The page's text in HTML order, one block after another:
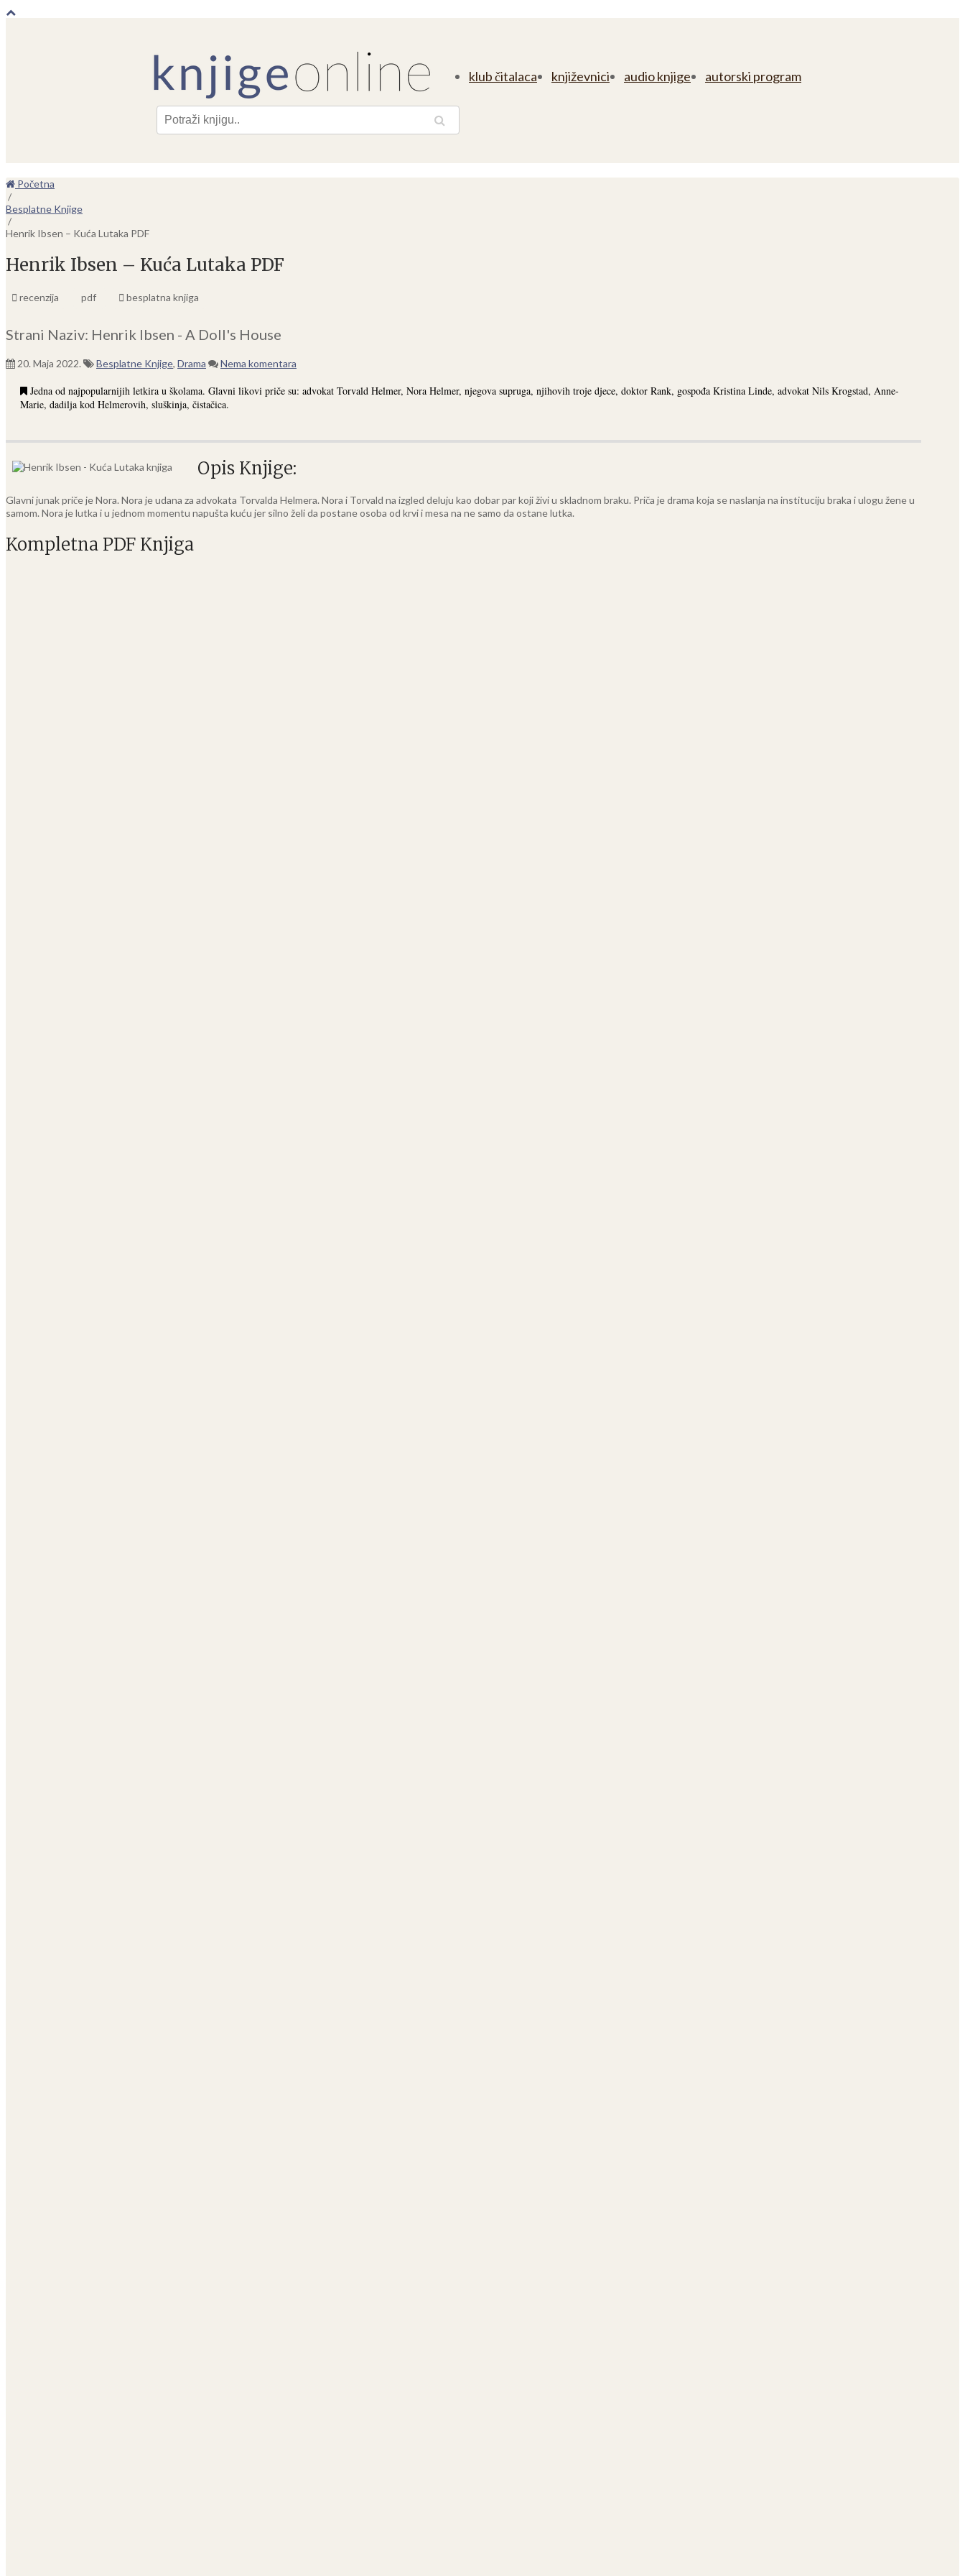
klub čitalaca književnici audio knjige autorski program
Početna
/
Besplatne Knjige
/
Henrik Ibsen – Kuća Lutaka PDF
Henrik Ibsen – Kuća Lutaka PDF
recenzija pdf besplatna knjiga
Strani Naziv: Henrik Ibsen - A Doll's House
20. Maja 2022. Besplatne Knjige, Drama Nema komentara
Jedna od najpopularnijih letkira u školama. Glavni likovi priče su: advokat Torvald Helmer, Nora Helmer, njegova supruga, njihovih troje djece, doktor Rank, gospođa Kristina Linde, advokat Nils Krogstad, Anne-
Marie, dadilja kod Helmerovih, sluškinja, čistačica.
Opis Knjige:
Glavni junak priče je Nora. Nora je udana za advokata Torvalda Helmera. Nora i Torvald na izgled deluju kao dobar par koji živi u skladnom braku. Priča je drama koja se naslanja na instituciju braka i ulogu žene u
samom. Nora je lutka i u jednom momentu napušta kuću jer silno želi da postane osoba od krvi i mesa na ne samo da ostane lutka.
Kompletna PDF Knjiga